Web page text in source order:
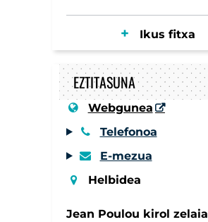
Ikus fitxa
EZTITASUNA
Webgunea
Telefonoa
E-mezua
Helbidea
Jean Poulou kirol zelaia